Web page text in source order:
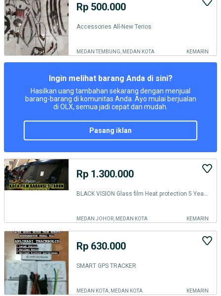
Rp 500.000
Accessories All-New Terios
MEDAN TEMBUNG, MEDAN KOTA KEMARIN
Ingin melihat barang Anda di sini?
Hasilkan uang tambahan sekarang dengan menjual
barang-barang di komunitas Anda. Ayo mulai berjualan
di OLX, semua jadi cepat dan mudah.
pasang iklan
Rp 1.300.000
MEDAN JOHOR, MEDAN KOTA KEMARIN
Rp 630.000
SMART GPS TRACKER
MEDAN KOTA, MEDAN KOTA KEMARIN